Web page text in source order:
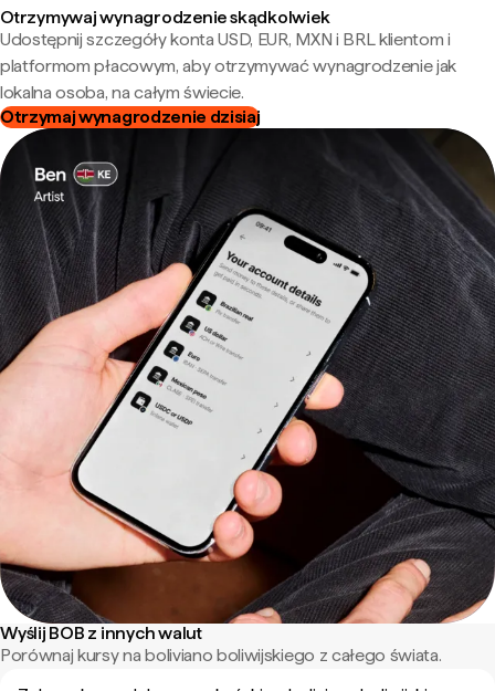
Otrzymywaj wynagrodzenie skądkolwiek
Udostępnij szczegóły konta USD, EUR, MXN i BRL klientom i
platformom płacowym, aby otrzymywać wynagrodzenie jak
lokalna osoba, na całym świecie.
Otrzymaj wynagrodzenie dzisiaj
Wyślij BOB z innych walut
Porównaj kursy na boliviano boliwijskiego z całego świata.